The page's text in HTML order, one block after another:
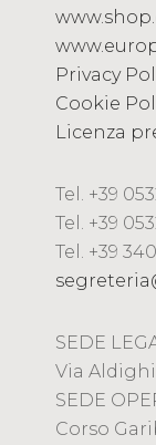
Privacy
Cookie
Licenza
Tel. +39
Tel. +39
Tel. +39
SEDE
Via
SEDE
Corso